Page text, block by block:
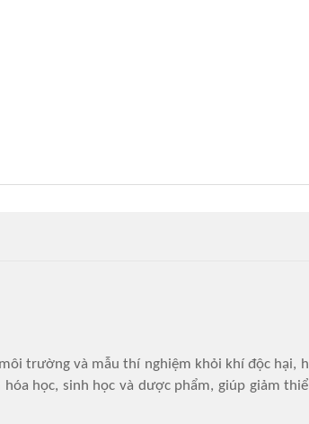
trường và mẫu thí nghiệm khỏi khí độc hại,
học, sinh học và dược phẩm, giúp giảm